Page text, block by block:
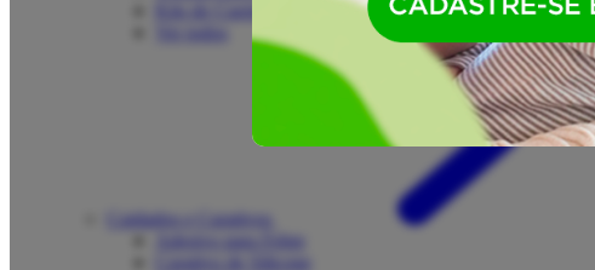
Cuidados e Curativos
Adesivo para Febre